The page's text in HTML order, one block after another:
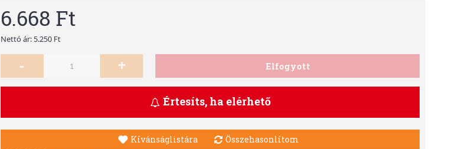
6.668 Ft
Nettó ár: 5.250 Ft
- + Elfogyott
Értesíts, ha elérhető
Kívánságlistára Összehasonlítom